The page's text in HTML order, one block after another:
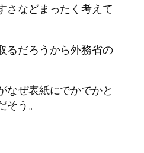
さなどまったく考えて
るだろうから外務省の
なぜ表紙にでかでかと
う。